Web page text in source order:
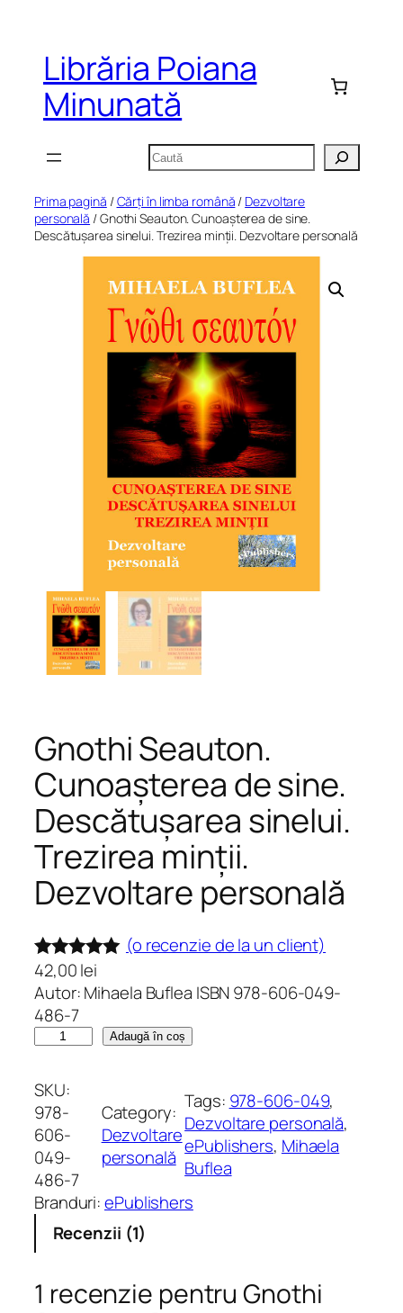
conținutLibrăria Poiana
Minunată
Caută
Prima pagină /Cărți în limba română / Dezvoltare
personală / Gnothi Seauton. Cunoașterea de sine.
Descătușarea sinelui. Trezirea minții. Dezvoltare personală
Gnothi Seauton.
Cunoașterea de sine.
Descătușarea sinelui.
Trezirea minții.
Dezvoltare personală
Evaluat la
5.00din 5
pe baza
unei
evaluări
(o recenzie de la un client)
42,00lei
Autor: Mihaela Buflea ISBN 978-606-049-
486-7
n
t
i
t
a
t
e
o
t
Adaugă în coș
SKU:
978-
606-
049-
486-7
Category:
Dezvoltare
personală
Tags: 978-606-049
Dezvoltare personală
ePublishers, Mihaela
Buflea
Branduri:ePublishers
Recenzii (1)
1 recenzie pentruGnothi